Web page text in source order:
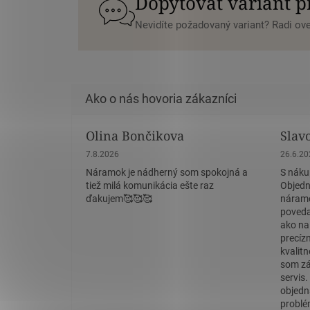
Nevidíte požadovaný variant? Radi
Olina Bončikova
Hodnotenie obchodu je 5 z 5 hviezdičiek.
7.8.2026
Náramok je nádherný som spokojná a
tiež milá komunikácia ešte raz
ďakujem🥰🥰🥰
S
ako
som